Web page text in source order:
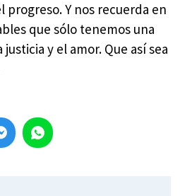
progreso. Y nos recuerda en
que sólo tenemos una
y el amor. Que así sea